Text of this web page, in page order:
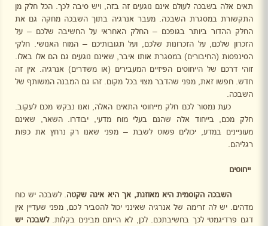
תאים אלה בשבכה לעולם אינם נוגעים זה בזה, ויש סיבה לכך. הכל חלק מן
התקשורת במסגרת השבכה. מעבר אנרגיה בתוך השבכה מחקה גם את
החלק ההדור ביותר בגופכם – החלק האחראי על החשיבה שלכם – על
הזכרון שלכם, על הזכרונות שלכם, ועל תגובותיכם – המוח האנושי. חלקי
הסינפסות (החיבורים) במסגרת אותו איבר, שאינם נוגעים גם הם אלו באלו.
זוהי דרכם של הייחוסים הפיזיים המעבירים (או משדרים) אנרגיה. אין זה
חדש. חפשו זאת, מפני שהדבר מצוי בכל מקום. זהו גם המבנה המשותף של
השבכה.
כעת נמסור לכם חלק מייחוסי התאים האלה, ואנו נבקש מכם לעקוב.
חלק מכם, בייחוד אלה שהנם בעלי מוח מדעי, יבודרו. השאר, שאינם
מעוניינים במדע, יכולים פשוט לשבת – מפני שאנו רק נרחץ את כפות
רגליהם.
ייחוסים
השבכה הקוסמית היא מאוזנת, אך היא אינה שקטה . לשבכה יש כוח
מדהים. יש לה זרימה של אנרגיה שאינני יכול להסביר לכם, מפני שעדיין אין
דגם פרדיגמטי לכך בחשיבתכם. לכן, לא הייתם מבינים בקלות.לשבכה יש